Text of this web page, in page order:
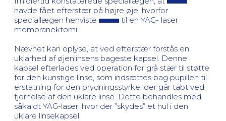
havde fået efterstær på højre øje, hvorfor
speciallægen henviste
til en YAG- laser
membranektomi.
Nævnet kan oplyse, at ved efterstær forstås en
uklarhed af øjenlinsens bageste kapsel. Denne
kapsel efterlades ved operation for grå stær til støtte
for den kunstige linse, som indsættes bag pupillen til
erstatning for den brydningsstyrke, der går tabt ved
fjernelse af den uklare linse. Dette behandles med
såkaldt YAG-laser, hvor der ”skydes” et hul i den
uklare linsekapsel.